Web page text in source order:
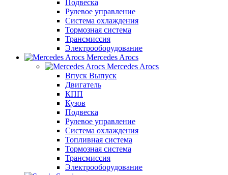
Подвеска
Рулевое управление
Система охлаждения
Тормозная система
Трансмиссия
Электрооборудование
Mercedes Arocs
Mercedes Arocs
Впуск Выпуск
Двигатель
КПП
Кузов
Подвеска
Рулевое управление
Система охлаждения
Топливная система
Тормозная система
Трансмиссия
Электрооборудование